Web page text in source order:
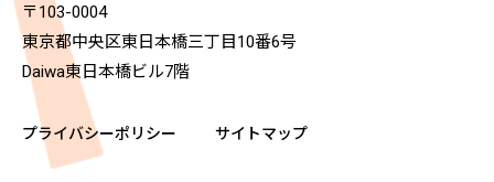
〒103-0004
東京都中央区東日本橋三丁目10番6号
Daiwa東日本橋ビル7階
プライバシーポリシー サイトマップ